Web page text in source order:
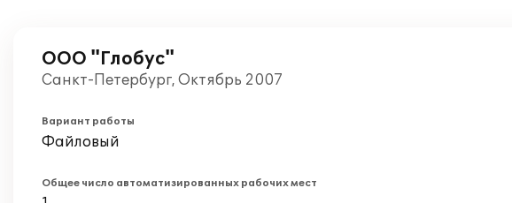
ООО "Глобус"
Санкт-Петербург, Октябрь 2007
Вариант работы
Файловый
Общее число автоматизированных рабочих мест